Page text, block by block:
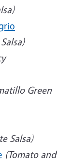
Green
Salsa)
(Tomato and